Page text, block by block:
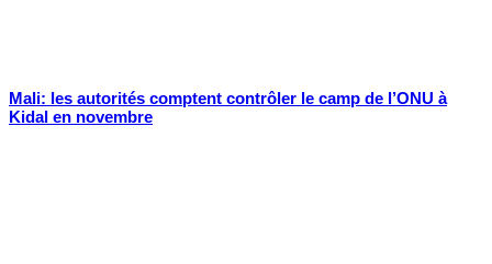
Mali: les autorités comptent contrôler le camp de l’ONU à
Kidal en novembre